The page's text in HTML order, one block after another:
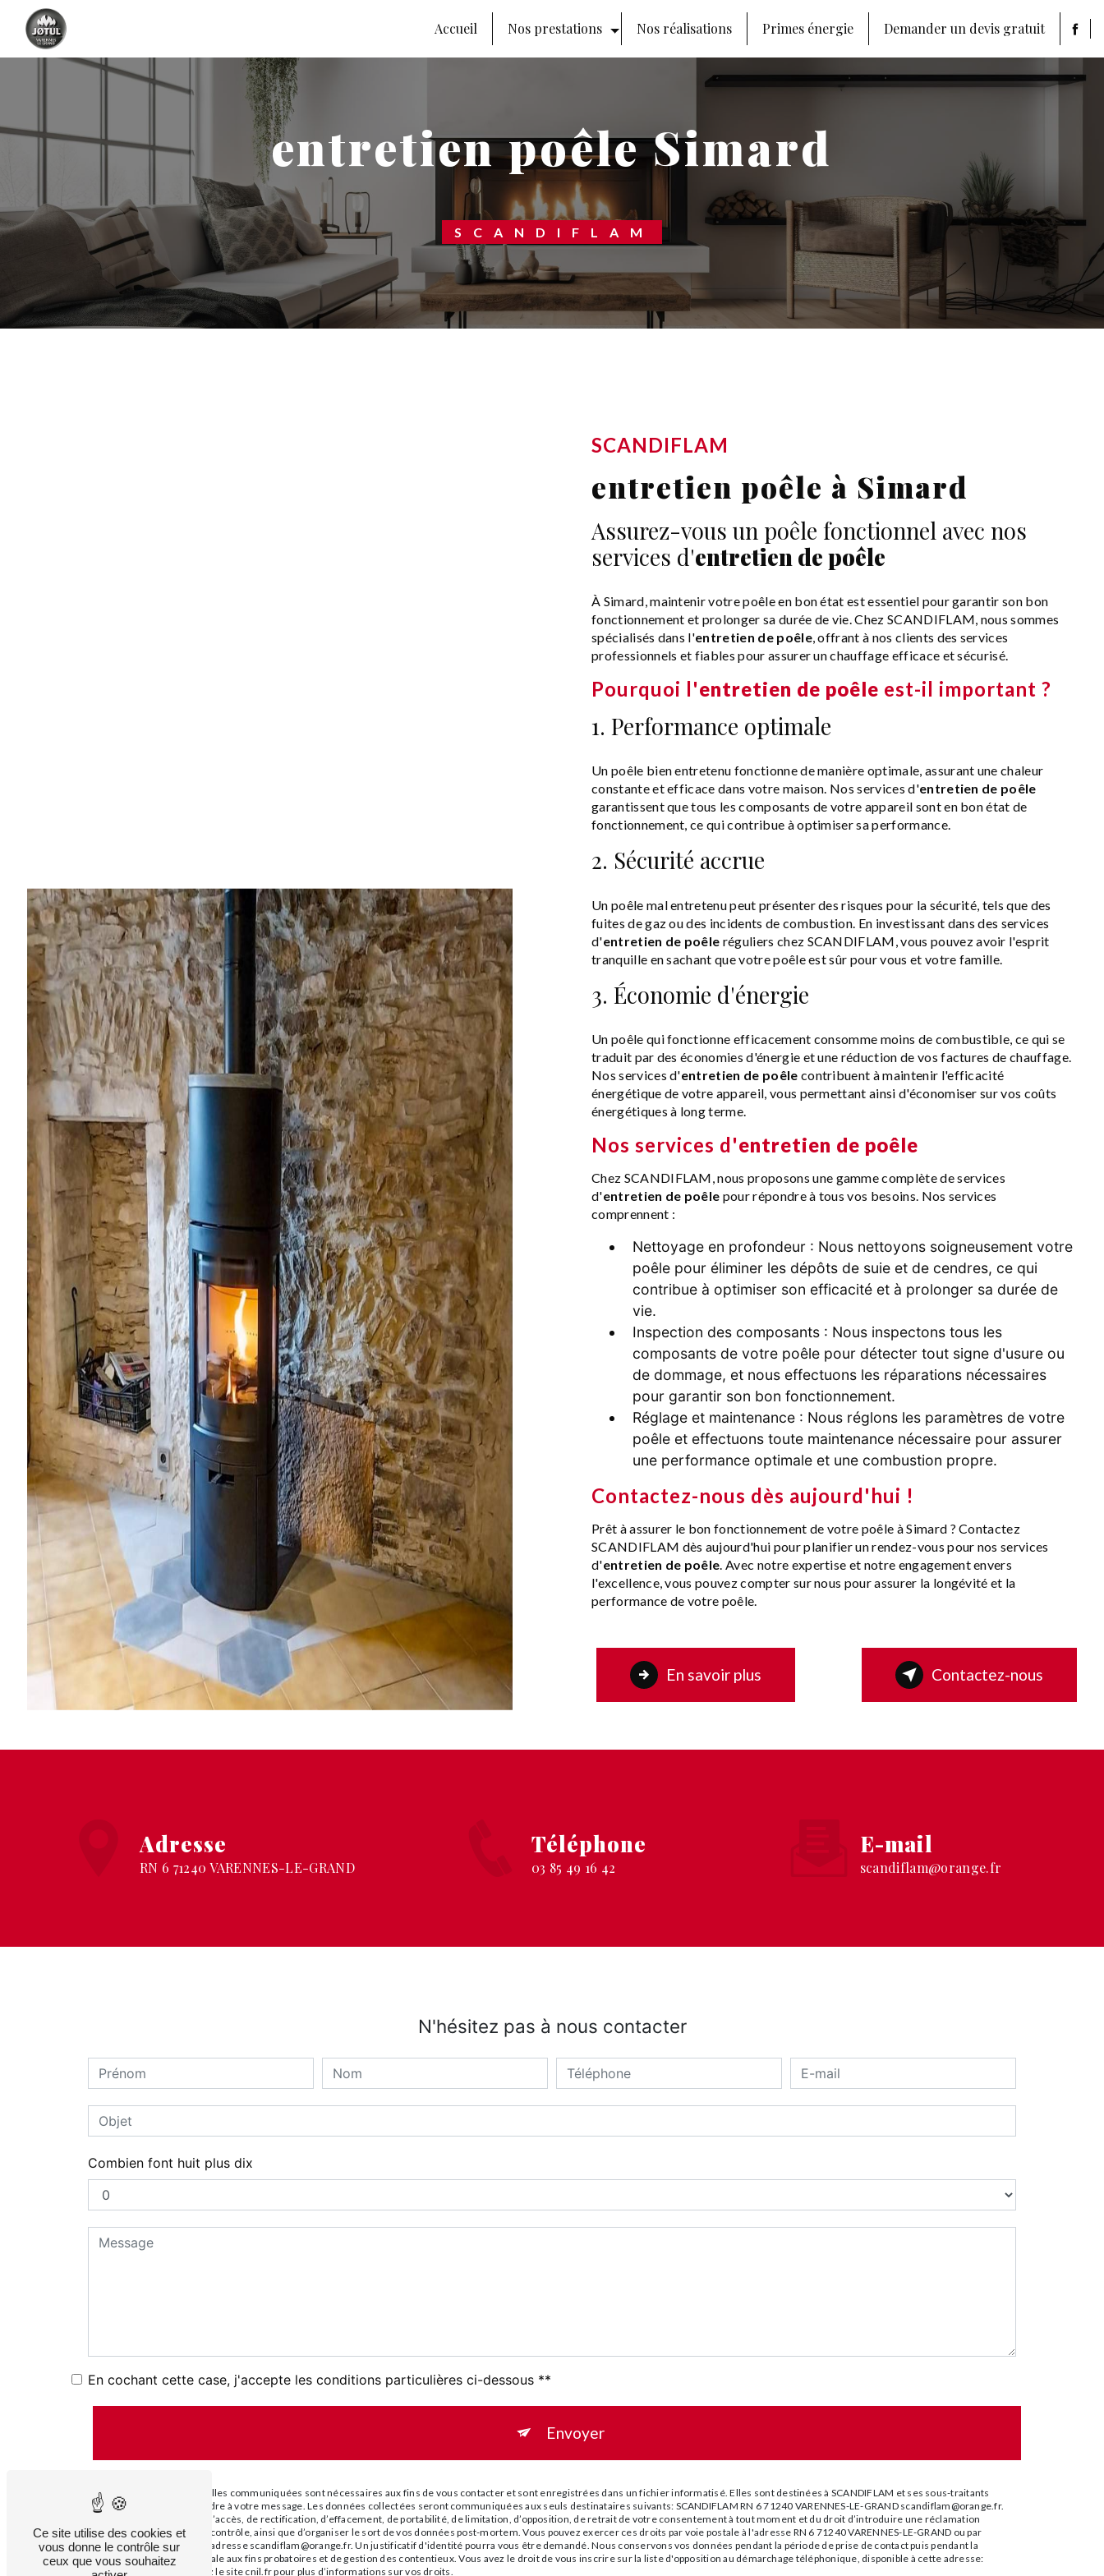
Accueil Nos prestations Nos réalisations Primes énergie Demander un devis gratuit
entretien poêle Simard
SCANDIFLAM
SCANDIFLAM
entretien poêle à Simard
Assurez-vous un poêle fonctionnel avec nos
services d'entretien de poêle
À Simard, maintenir votre poêle en bon état est essentiel pour garantir son bon
fonctionnement et prolonger sa durée de vie. Chez SCANDIFLAM, nous sommes
spécialisés dans l'entretien de poêle, offrant à nos clients des services
professionnels et fiables pour assurer un chauffage efficace et sécurisé.
Pourquoi l'entretien de poêle est-il important ?
1. Performance optimale
Un poêle bien entretenu fonctionne de manière optimale, assurant une chaleur
constante et efficace dans votre maison. Nos services d'entretien de poêle
garantissent que tous les composants de votre appareil sont en bon état de
fonctionnement, ce qui contribue à optimiser sa performance.
2. Sécurité accrue
Un poêle mal entretenu peut présenter des risques pour la sécurité, tels que des
fuites de gaz ou des incidents de combustion. En investissant dans des services
d'entretien de poêle réguliers chez SCANDIFLAM, vous pouvez avoir l'esprit
tranquille en sachant que votre poêle est sûr pour vous et votre famille.
3. Économie d'énergie
Un poêle qui fonctionne efficacement consomme moins de combustible, ce qui se
traduit par des économies d'énergie et une réduction de vos factures de chauffage.
Nos services d'entretien de poêle contribuent à maintenir l'efficacité
énergétique de votre appareil, vous permettant ainsi d'économiser sur vos coûts
énergétiques à long terme.
Nos services d'entretien de poêle
Chez SCANDIFLAM, nous proposons une gamme complète de services
d'entretien de poêle pour répondre à tous vos besoins. Nos services
comprennent :
Nettoyage en profondeur : Nous nettoyons soigneusement votre
poêle pour éliminer les dépôts de suie et de cendres, ce qui
contribue à optimiser son efficacité et à prolonger sa durée de
vie.
Inspection des composants : Nous inspectons tous les
composants de votre poêle pour détecter tout signe d'usure ou
de dommage, et nous effectuons les réparations nécessaires
pour garantir son bon fonctionnement.
Réglage et maintenance : Nous réglons les paramètres de votre
poêle et effectuons toute maintenance nécessaire pour assurer
une performance optimale et une combustion propre.
Contactez-nous dès aujourd'hui !
Prêt à assurer le bon fonctionnement de votre poêle à Simard ? Contactez
SCANDIFLAM dès aujourd'hui pour planifier un rendez-vous pour nos services
d'entretien de poêle . Avec notre expertise et notre engagement envers
l'excellence, vous pouvez compter sur nous pour assurer la longévité et la
performance de votre poêle.
En savoir plus Contactez-nous
Adresse
RN 6 71240 VARENNES-LE-GRAND
Téléphone
03 85 49 16 42
E-mail
scandiflam@orange.fr
N'hésitez pas à nous contacter
Combien font huit plus dix
En cochant cette case, j'accepte les conditions particulières ci-dessous **
Envoyer
** Les données personnelles communiquées sont nécessaires aux fins de vous contacter et sont enregistrées dans un fichier informatisé. Elles sont destinées à SCANDIFLAM et ses sous-traitants
dans le seul but de répondre à votre message. Les données collectées seront communiquées aux seuls destinataires suivants: SCANDIFLAM RN 6 71240 VARENNES-LE-GRAND scandiflam@orange.fr.
Vous disposez de droits d’accès, de rectification, d’effacement, de portabilité, de limitation, d’opposition, de retrait de votre consentement à tout moment et du droit d’introduire une réclamation
auprès d’une autorité de contrôle, ainsi que d’organiser le sort de vos données post-mortem. Vous pouvez exercer ces droits par voie postale à l'adresse RN 6 71240 VARENNES-LE-GRAND ou par
courrier électronique à l'adresse scandiflam@orange.fr. Un justificatif d'identité pourra vous être demandé. Nous conservons vos données pendant la période de prise de contact puis pendant la
durée de prescription légale aux fins probatoires et de gestion des contentieux. Vous avez le droit de vous inscrire sur la liste d'opposition au démarchage téléphonique, disponible à cette adresse:
Bloctel.gouv.fr
. Consultez le site cnil.fr pour plus d’informations sur vos droits.
Panneau de gestion des cookies
Ce site utilise des cookies et
vous donne le contrôle sur
ceux que vous souhaitez